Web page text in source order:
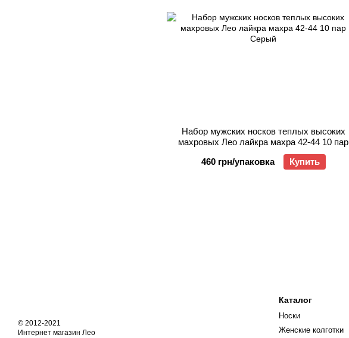
Набор мужских носков теплых высоких
махровых Лео лайкра махра 42-44 10 пар
460 грн/упаковка
Купить
© 2012-2021
Интернет магазин Лео
Каталог
Носки
Женские колготки